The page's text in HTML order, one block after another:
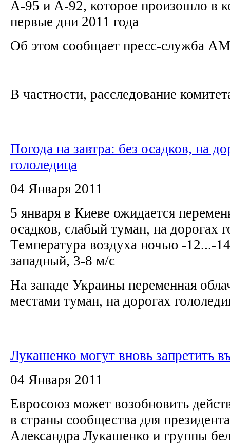
А-95 и А-92, которое произошло в
первые дни 2011 года
Об этом сообщает пресс-служба
В частности, расследование
Погода на завтра: без осадков, на
гололедица
04 Января 2011
5 января в Киеве ожидается
осадков, слабый туман, на дорогах
Температура воздуха ночью -12...-
западный, 3-8 м/с
На западе Украины переменная
местами туман, на дорогах
Лукашенко могут вновь запретить
04 Января 2011
Евросоюз может возобновить
в страны сообщества для
Александра Лукашенко и группы